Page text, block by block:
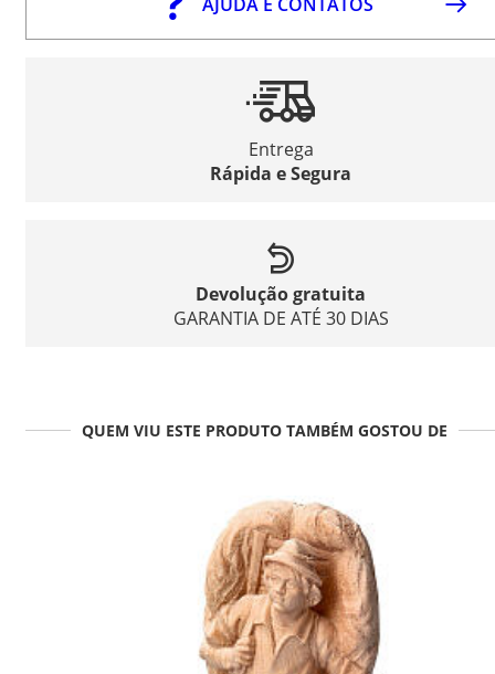
Entrega
Rápida e Segura
Devolução gratuita
GARANTIA DE ATÉ 30 DIAS
QUEM VIU ESTE PRODUTO TAMBÉM GOSTOU DE